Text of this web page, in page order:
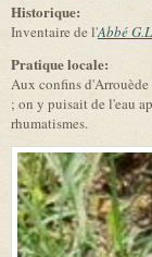
Historique:
Inventaire de l'Abbé
Pratique locale:
Aux confins
; on y puisait de l'eau
rhumatismes.